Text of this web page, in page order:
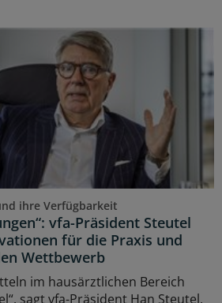
ihre Verfügbarkeit
vfa-Präsident Steutel
für die Praxis und
Wettbewerb
im hausärztlichen Bereich
sagt vfa-Präsident Han Steutel.